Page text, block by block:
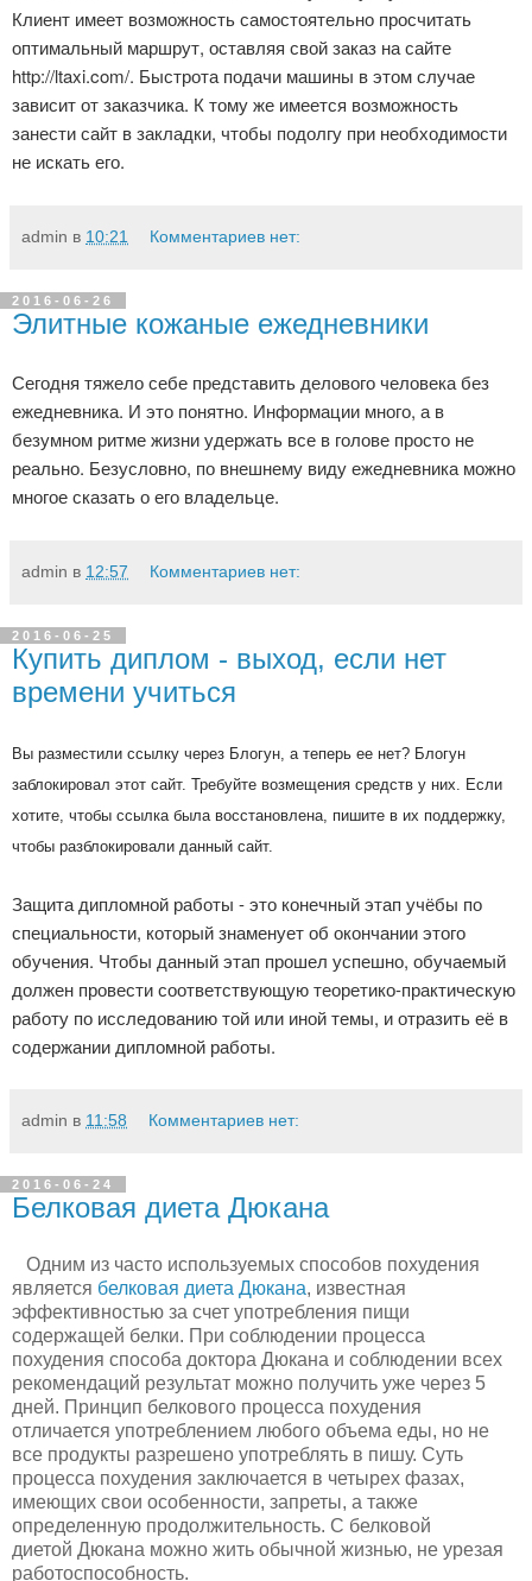
Клиент имеет возможность самостоятельно просчитать
оптимальный маршрут, оставляя свой заказ на сайте
http://ltaxi.com/. Быстрота подачи машины в этом случае
зависит от заказчика. К тому же имеется возможность
занести сайт в закладки, чтобы подолгу при необходимости
не искать его.
admin в 10:21 Комментариев нет:
2016-06-26
Элитные кожаные ежедневники
Сегодня тяжело себе представить делового человека без
ежедневника. И это понятно. Информации много, а в
безумном ритме жизни удержать все в голове просто не
реально. Безусловно, по внешнему виду ежедневника можно
многое сказать о его владельце.
admin в 12:57 Комментариев нет:
2016-06-25
Купить диплом - выход, если нет
времени учиться
Вы разместили ссылку через Блогун, а теперь ее нет? Блогун
заблокировал этот сайт. Требуйте возмещения средств у них. Если
хотите, чтобы ссылка была восстановлена, пишите в их поддержку,
чтобы разблокировали данный сайт.
Защита дипломной работы - это конечный этап учёбы по
специальности, который знаменует об окончании этого
обучения. Чтобы данный этап прошел успешно, обучаемый
должен провести соответствующую теоретико-практическую
работу по исследованию той или иной темы, и отразить её в
содержании дипломной работы.
admin в 11:58 Комментариев нет:
2016-06-24
Белковая диета Дюкана
Одним из часто используемых способов похудения
является белковая диета Дюкана, известная
эффективностью за счет употребления пищи
содержащей белки. При соблюдении процесса
похудения способа доктора Дюкана и соблюдении всех
рекомендаций результат можно получить уже через 5
дней. Принцип белкового процесса похудения
отличается употреблением любого объема еды, но не
все продукты разрешено употреблять в пишу. Суть
процесса похудения заключается в четырех фазах,
имеющих свои особенности, запреты, а также
определенную продолжительность. С белковой
диетой Дюкана можно жить обычной жизнью, не урезая
работоспособность.